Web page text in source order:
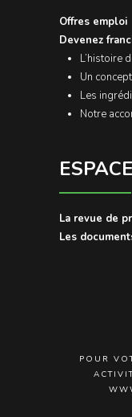
Offres emploi
Devenez
L’histoire
Un
Les
Notre
La revue de
Les
POUR